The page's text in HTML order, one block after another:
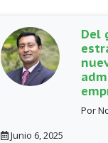
Del
Por
Junio 6, 2025